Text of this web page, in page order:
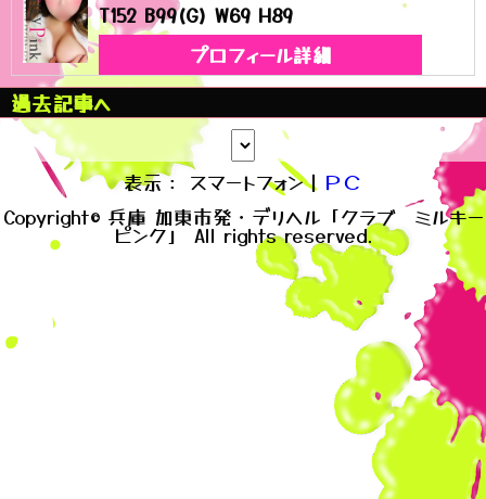
T152 B99(G) W69 H89
プロフィール詳細
過去記事へ
表示： スマートフォン｜ ＰＣ
Copyright© 兵庫 加東市発・デリヘル「クラブ ミルキー
ピンク」 All rights reserved.